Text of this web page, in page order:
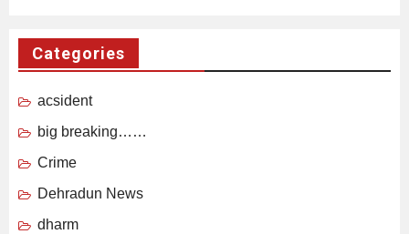
Categories
acsident
big breaking……
Crime
Dehradun News
dharm